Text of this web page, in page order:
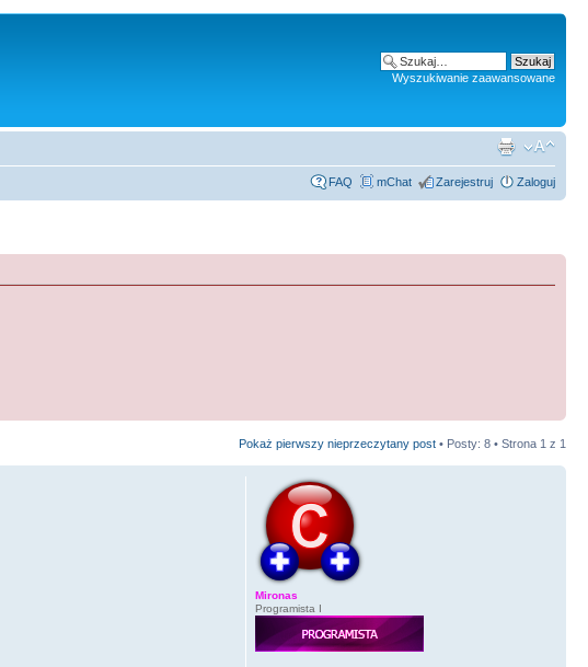
Wyszukiwanie zaawansowane
FAQ mChat Zarejestruj Zaloguj
Pokaż pierwszy nieprzeczytany post • Posty: 8 • Strona 1 z 1
Mironas
Programista I